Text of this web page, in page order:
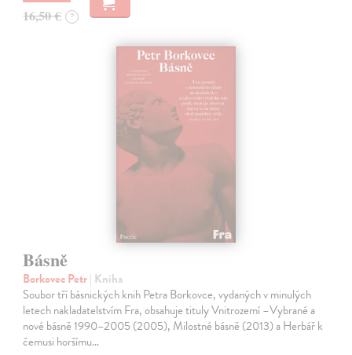
16,50 € ?
Básně
Borkovec Petr| Kniha
Soubor tří básnických knih Petra Borkovce, vydaných v minulých
letech nakladatelstvím Fra, obsahuje tituly Vnitrozemí –Vybrané a
nové básně 1990–2005 (2005), Milostné básně (2013) a Herbář k
čemusi horšímu…